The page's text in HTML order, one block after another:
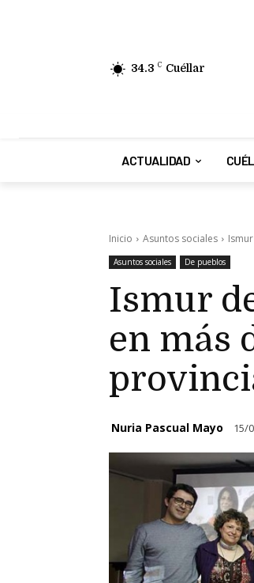
34.3 C Cuéllar
ACTUALIDAD
Inicio Asuntos sociales
Asuntos sociales De pueblos
Ismur
en más
Nuria Pascual Mayo 15/